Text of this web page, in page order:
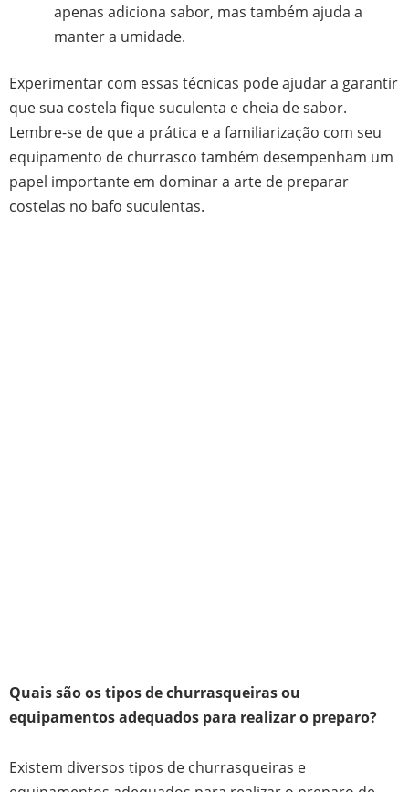
apenas adiciona sabor, mas também ajuda a
manter a umidade.
Experimentar com essas técnicas pode ajudar a garantir
que sua costela fique suculenta e cheia de sabor.
Lembre-se de que a prática e a familiarização com seu
equipamento de churrasco também desempenham um
papel importante em dominar a arte de preparar
costelas no bafo suculentas.
Quais são os tipos de churrasqueiras ou
equipamentos adequados para realizar o preparo?
Existem diversos tipos de churrasqueiras e